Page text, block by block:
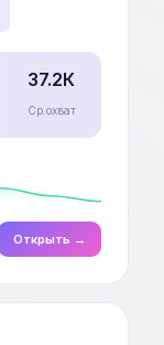
37.2К
Ср.охват
Открыть →